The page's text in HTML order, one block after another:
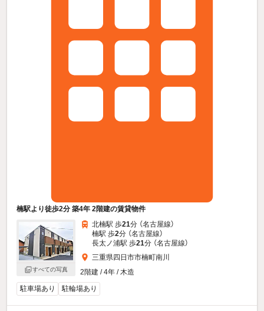
楠駅より徒歩2分 築4年 2階建の賃貸物件
すべての写真
北楠駅 歩21分 （名古屋線）
楠駅 歩2分 （名古屋線）
長太ノ浦駅 歩21分 （名古屋線）
三重県四日市市楠町南川
2階建 / 4年 / 木造
駐車場あり
駐輪場あり